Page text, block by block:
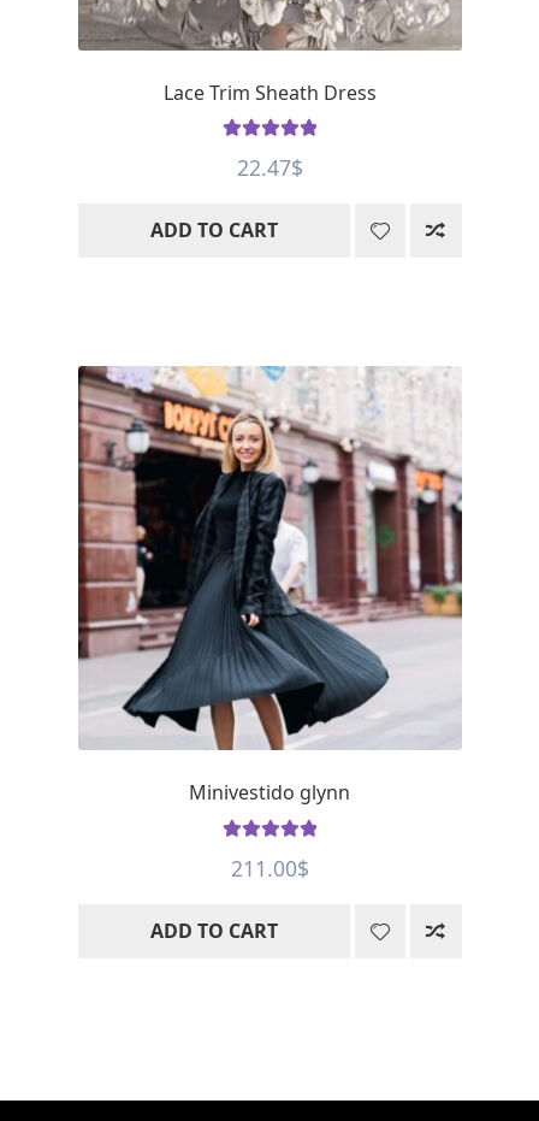
Lace Trim Sheath Dress
of 5
22.47$
ADD TO CART
Minivestido glynn
of 5
211.00$
ADD TO CART